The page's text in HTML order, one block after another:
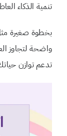
تنمية الذكاء
بخطوة صغيرة
واضحة لتجاوز
تدعم توازن